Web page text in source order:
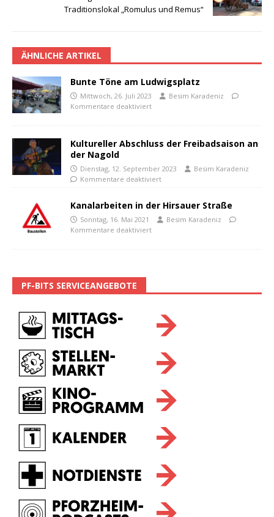
Traditionslokal „Romulus und Remus“
ÄHNLICHE ARTIKEL
Bunte Töne am Ludwigsplatz
Mittwoch, 26. Juli 2023
Besim Karadeniz
Kommentare deaktiviert
Kultureller Abschluss der Freibadsaison an
der Nagold
Dienstag, 12. September 2023
Besim Karadeniz
Kommentare deaktiviert
Kanalarbeiten in der Hirsauer Straße
Sonntag, 16. Mai 2021
Besim Karadeniz
Kommentare deaktiviert
PF-BITS SERVICEANGEBOTE